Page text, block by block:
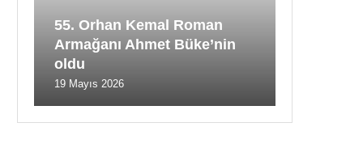
55. Orhan Kemal Roman
Armağanı Ahmet Büke’nin
oldu
19 Mayıs 2026